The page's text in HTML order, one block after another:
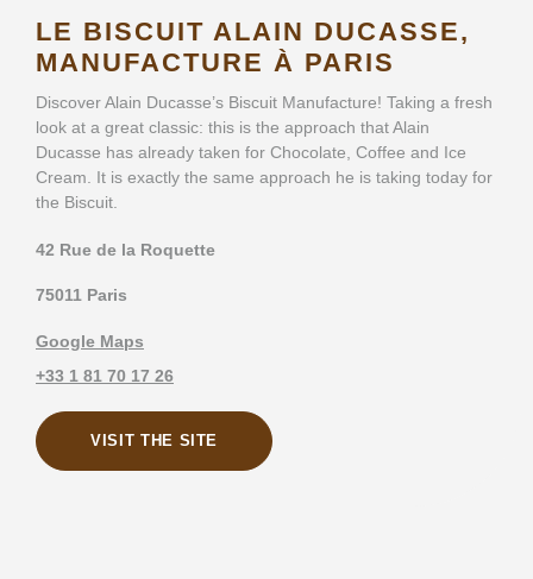
LE BISCUIT ALAIN DUCASSE,
MANUFACTURE À PARIS
Discover Alain Ducasse’s Biscuit Manufacture! Taking a fresh
look at a great classic: this is the approach that Alain
Ducasse has already taken for Chocolate, Coffee and Ice
Cream. It is exactly the same approach he is taking today for
the Biscuit.
42 Rue de la Roquette
75011 Paris
Google Maps
+33 1 81 70 17 26
VISIT THE SITE